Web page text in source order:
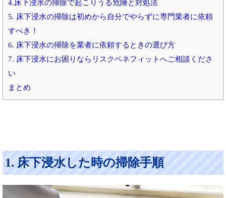
4.床下浸水の掃除で起こりうる危険と対処法
5. 床下浸水の掃除は初めから自分でやらずに専門業者に依頼
すべき！
6. 床下浸水の掃除を業者に依頼するときの選び方
7. 床下浸水にお困りならリスクベネフィットへご相談くださ
い
まとめ
1. 床下浸水した時の掃除手順